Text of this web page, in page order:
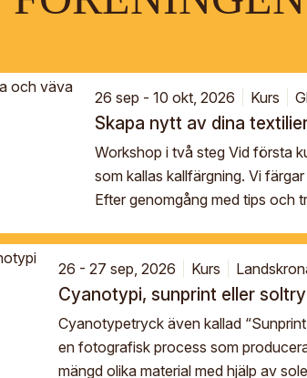
26 sep - 10 okt, 2026 Kurs
Skapa nytt av dina
Workshop i två steg Vid första
som kallas kallfärgning. Vi
Efter genomgång med tips och
26 - 27 sep, 2026 Kurs
Cyanotypi, sunprint eller
Cyanotypetryck även kallad
en fotografisk process som
mängd olika material med hjälp av